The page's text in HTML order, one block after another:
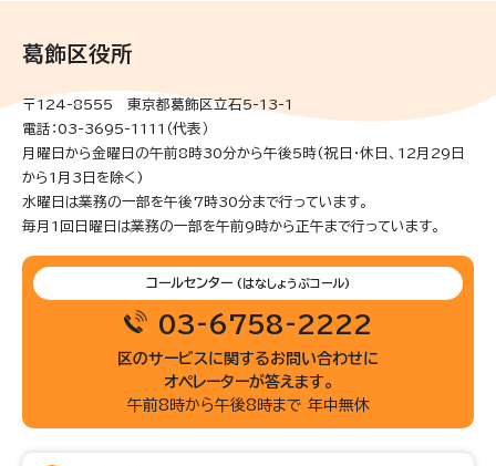
葛飾区役所
〒124-8555 東京都葛飾区立石5-13-1
電話：03-3695-1111（代表）
月曜日から金曜日の午前8時30分から午後5時(祝日・休日、12月29日
から1月3日を除く)
水曜日は業務の一部を午後7時30分まで行っています。
毎月1回日曜日は業務の一部を午前9時から正午まで行っています。
コールセンター (はなしょうぶコール)
03-6758-2222
区のサービスに関するお問い合わせに
オペレーターが答えます。
午前8時から午後8時まで 年中無休